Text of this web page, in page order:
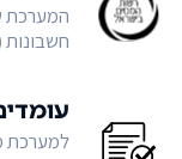
המערכת
חשבונות
למערכת